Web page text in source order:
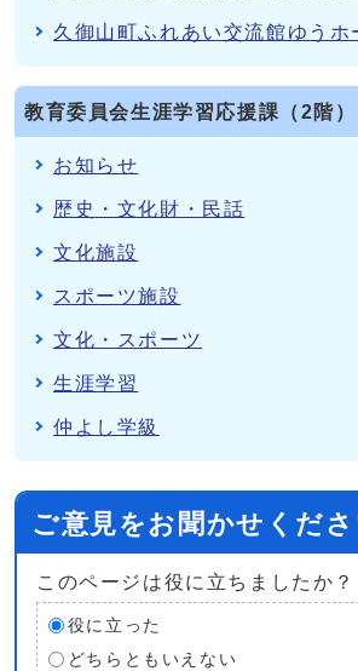
久御山町ふれあい交流館ゆうホ
教育委員会生涯学習応援課（2階）
お知らせ
歴史・文化財・民話
文化施設
スポーツ施設
文化・スポーツ
生涯学習
仲よし学級
ご意見をお聞かせくだ
このページは役に立ちましたか？
役に立った
どちらともいえない